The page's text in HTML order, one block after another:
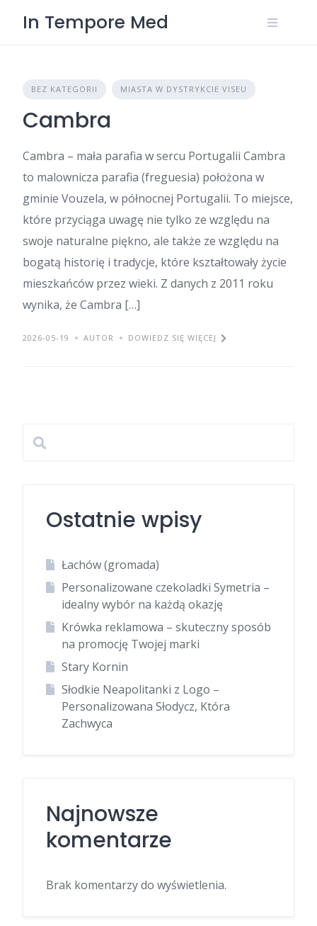
In Tempore Med
BEZ KATEGORII MIASTA W DYSTRYKCIE VISEU
Cambra
Cambra – mała parafia w sercu Portugalii Cambra
to malownicza parafia (freguesia) położona w
gminie Vouzela, w północnej Portugalii. To miejsce,
które przyciąga uwagę nie tylko ze względu na
swoje naturalne piękno, ale także ze względu na
bogatą historię i tradycje, które kształtowały życie
mieszkańców przez wieki. Z danych z 2011 roku
wynika, że Cambra […]
2026-05-19 AUTOR DOWIEDZ SIĘ WIĘCEJ
Ostatnie wpisy
Łachów (gromada)
Personalizowane czekoladki Symetria –
idealny wybór na każdą okazję
Krówka reklamowa – skuteczny sposób
na promocję Twojej marki
Stary Kornin
Słodkie Neapolitanki z Logo –
Personalizowana Słodycz, Która
Zachwyca
Najnowsze
komentarze
Brak komentarzy do wyświetlenia.